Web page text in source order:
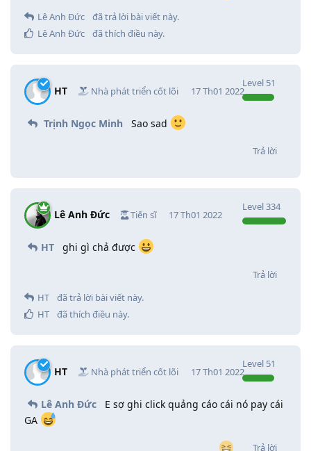
Lê Anh Đức
đã trả lời bài viết này.
Lê Anh Đức
đã thích điều này.
HT Nhà phát triển cốt lõi
Level 51
17 Th01 2022
Trịnh Ngọc Minh Sao sad
Trả lời
Lê Anh Đức Tiến sĩ
Level334
17 Th01 2022
HT ghi gì chả được
Trả lời
HT
đã trả lời bài viết này.
HT
đã thích điều này.
HT Nhà phát triển cốt lõi
Level 51
17 Th01 2022
Lê Anh Đức
E sợ ghi click quảng cáo cái nó pay cái
GA
Trả lời